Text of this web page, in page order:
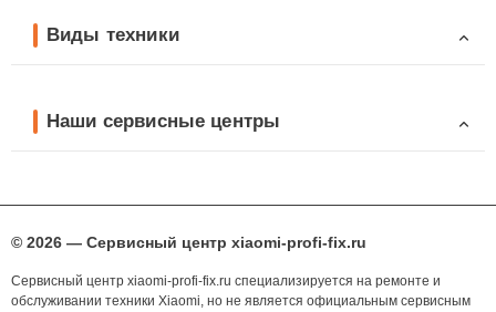
Виды техники
Наши сервисные центры
© 2026 — Сервисный центр xiaomi-profi-fix.ru
Сервисный центр xiaomi-profi-fix.ru специализируется на ремонте и
обслуживании техники Xiaomi, но не является официальным сервисным